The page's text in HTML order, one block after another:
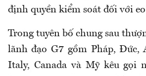
định quyền kiểm soát đối với
Trong tuyên bố chung sau
lãnh đạo G7 gồm Pháp, Đức,
Italy, Canada và Mỹ kêu gọi